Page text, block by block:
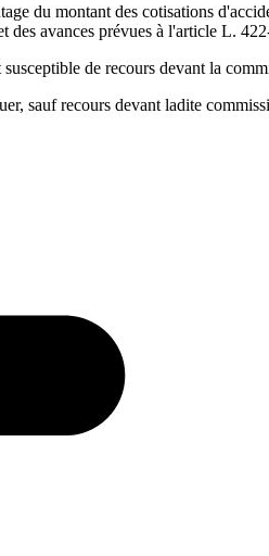
du montant des cotisations
des avances prévues à l'article L.
de recours devant la
sauf recours devant ladite